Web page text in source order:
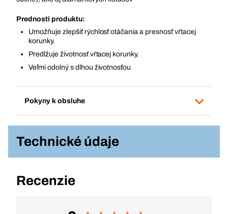
Prednosti produktu:
Umožňuje zlepšiť rýchlosť otáčania a presnosť vŕtacej
korunky.
Predlžuje životnosť vŕtacej korunky.
Veľmi odolný s dlhou životnosťou
Pokyny k obsluhe
Technické údaje
Recenzie